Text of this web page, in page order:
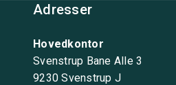
Adresser
Hovedkontor
Svenstrup Bane Alle 3
9230 Svenstrup J